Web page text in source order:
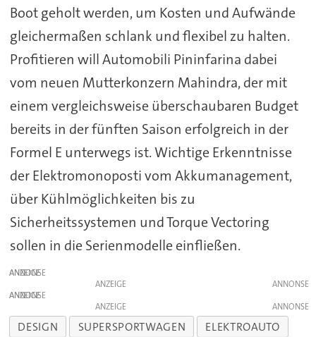
Boot geholt werden, um Kosten und Aufwände
gleichermaßen schlank und flexibel zu halten.
Profitieren will Automobili Pininfarina dabei
vom neuen Mutterkonzern Mahindra, der mit
einem vergleichsweise überschaubaren Budget
bereits in der fünften Saison erfolgreich in der
Formel E unterwegs ist. Wichtige Erkenntnisse
der Elektromonoposti vom Akkumanagement,
über Kühlmöglichkeiten bis zu
Sicherheitssystemen und Torque Vectoring
sollen in die Serienmodelle einfließen.
ANZEIGE
ANZEIGE
ANZEIGE
ANZEIGE
DESIGN SUPERSPORTWAGEN
ELEKTROAUTO